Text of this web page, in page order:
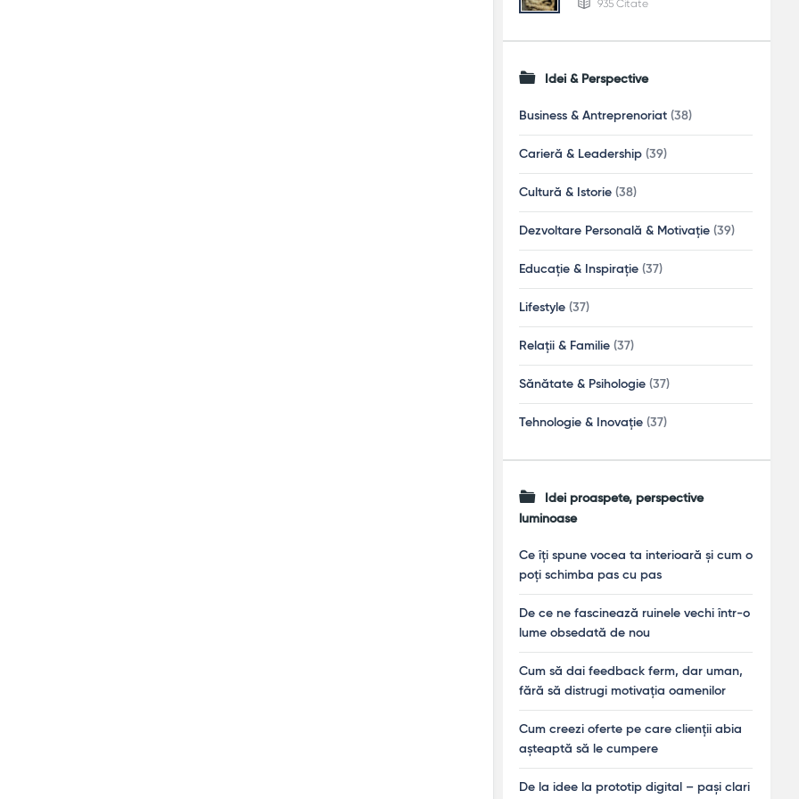
935 Citate
Idei & Perspective
Business & Antreprenoriat (38)
Carieră & Leadership (39)
Cultură & Istorie (38)
Dezvoltare Personală & Motivație (39)
Educație & Inspirație (37)
Lifestyle (37)
Relații & Familie (37)
Sănătate & Psihologie (37)
Tehnologie & Inovație (37)
Idei proaspete, perspective
luminoase
Ce îți spune vocea ta interioară și cum o
poți schimba pas cu pas
De ce ne fascinează ruinele vechi într-o
lume obsedată de nou
Cum să dai feedback ferm, dar uman,
fără să distrugi motivația oamenilor
Cum creezi oferte pe care clienții abia
așteaptă să le cumpere
De la idee la prototip digital – pași clari